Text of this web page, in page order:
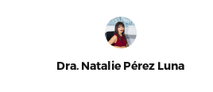
Dra. Natalie Pérez Luna